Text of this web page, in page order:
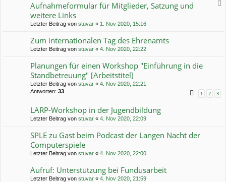
Aufnahmeformular für Mitglieder, Satzung und
weitere Links
Letzter Beitrag von stuvar « 1. Nov 2020, 15:16
Zum internationalen Tag des Ehrenamts
Letzter Beitrag von stuvar « 4. Nov 2020, 22:22
Planungen für einen Workshop "Einführung in die
Standbetreuung" [Arbeitstitel]
Letzter Beitrag von stuvar « 4. Nov 2020, 22:21
Antworten: 33 1 2 3
LARP-Workshop in der Jugendbildung
Letzter Beitrag von stuvar « 4. Nov 2020, 22:09
SPLE zu Gast beim Podcast der Langen Nacht der
Computerspiele
Letzter Beitrag von stuvar « 4. Nov 2020, 22:00
Aufruf: Unterstützung bei Fundusarbeit
Letzter Beitrag von stuvar « 4. Nov 2020, 21:59